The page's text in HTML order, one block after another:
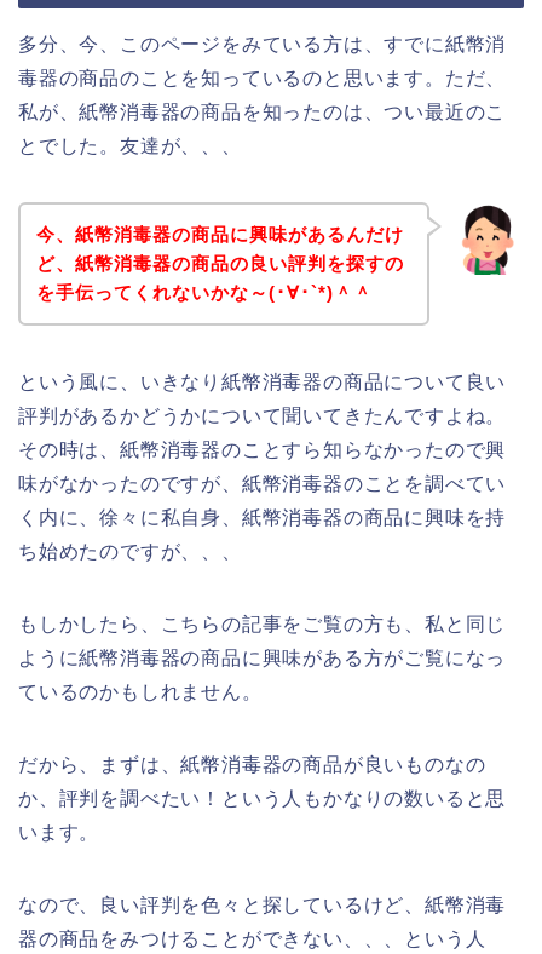
多分、今、このページをみている方は、すでに紙幣消
毒器の商品のことを知っているのと思います。ただ、
私が、紙幣消毒器の商品を知ったのは、つい最近のこ
とでした。友達が、、、
今、紙幣消毒器の商品に興味があるんだけ
ど、紙幣消毒器の商品の良い評判を探すの
を手伝ってくれないかな～(･∀･`*)＾＾
という風に、いきなり紙幣消毒器の商品について良い
評判があるかどうかについて聞いてきたんですよね。
その時は、紙幣消毒器のことすら知らなかったので興
味がなかったのですが、紙幣消毒器のことを調べてい
く内に、徐々に私自身、紙幣消毒器の商品に興味を持
ち始めたのですが、、、
もしかしたら、こちらの記事をご覧の方も、私と同じ
ように紙幣消毒器の商品に興味がある方がご覧になっ
ているのかもしれません。
だから、まずは、紙幣消毒器の商品が良いものなの
か、評判を調べたい！という人もかなりの数いると思
います。
なので、良い評判を色々と探しているけど、紙幣消毒
器の商品をみつけることができない、、、という人